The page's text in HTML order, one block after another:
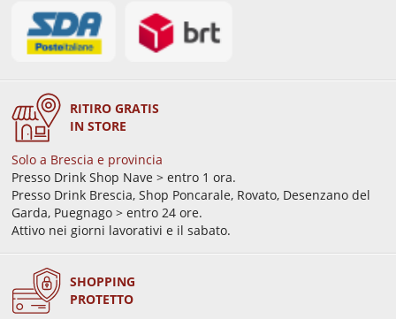
RITIRO GRATIS
IN STORE
Solo a Brescia e provincia
Presso Drink Shop Nave > entro 1 ora.
Presso Drink Brescia, Shop Poncarale, Rovato, Desenzano del
Garda, Puegnago > entro 24 ore.
Attivo nei giorni lavorativi e il sabato.
SHOPPING
PROTETTO